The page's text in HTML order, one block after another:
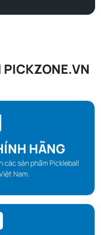
PICKZONE.VN
HÃNG
các sản phẩm Pickleball
Nam.